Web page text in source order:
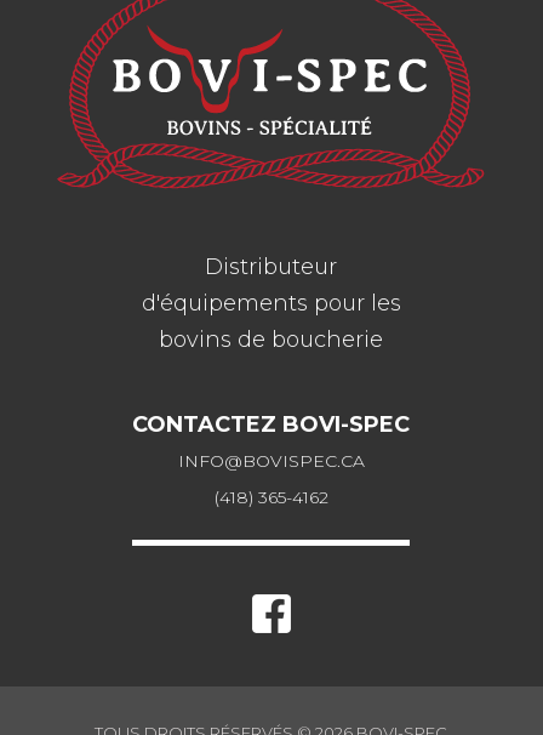
Distributeur
d'équipements pour les
bovins de boucherie
CONTACTEZ BOVI-SPEC
INFO@BOVISPEC.CA
(418) 365-4162